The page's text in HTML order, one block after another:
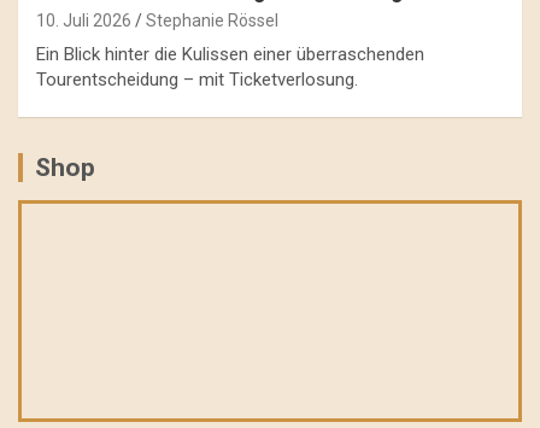
10. Juli 2026 Stephanie Rössel
Ein Blick hinter die Kulissen einer überraschenden
Tourentscheidung – mit Ticketverlosung.
Shop